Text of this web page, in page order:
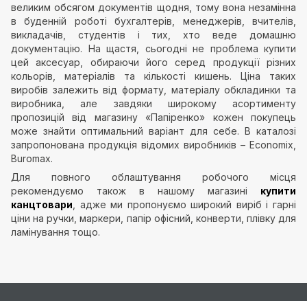
великим обсягом документів щодня, тому вона незамінна
в буденній роботі бухгалтерів, менеджерів, вчителів,
викладачів, студентів і тих, хто веде домашню
документацію. На щастя, сьогодні не проблема купити
цей аксесуар, обираючи його серед продукції різних
кольорів, матеріалів та кількості кишень. Ціна таких
виробів залежить від формату, матеріалу обкладинки та
виробника, але завдяки широкому асортименту
пропозицій від магазину «Папіренко» кожен покупець
може знайти оптимальний варіант для себе. В каталозі
запропонована продукція відомих виробників – Economix,
Buromax.
Для повного облаштування робочого місця
рекомендуємо також в нашому магазині купити
канцтовари , адже ми пропонуємо широкий виріб і гарні
ціни на ручки, маркери, папір офісний, конверти, плівку для
ламінування тощо.